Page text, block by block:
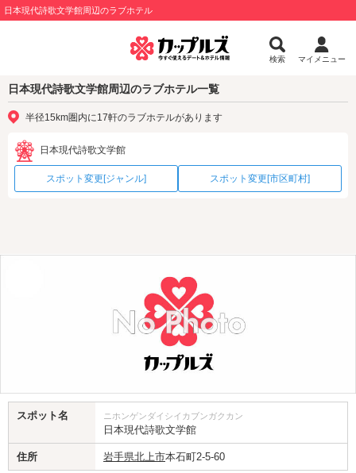
日本現代詩歌文学館周辺のラブホテル
検索 マイメニュー
日本現代詩歌文学館周辺のラブホテル一覧
半径15km圏内に17軒のラブホテルがあります
日本現代詩歌文学館
スポット変更[ジャンル] スポット変更[市区町村]
スポット名 ニホンゲンダイシイカブンガクカン
日本現代詩歌文学館
住所 岩手県北上市本石町2-5-60